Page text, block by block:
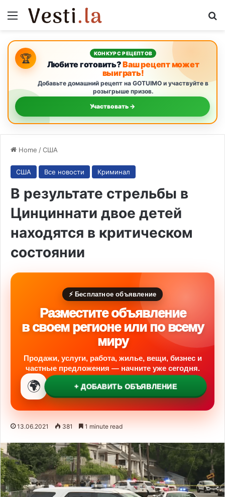
Menu
🏆 КОНКУРС РЕЦЕПТОВ
Любите готовить?Ваш рецепт может
выиграть!
Добавьте домашний рецепт на GOTUIMO и участвуйте в
розыгрыше призов.
Участвовать →
Home /США
США Все новости Криминал
В результате стрельбы в
Цинциннати двое детей
находятся в критическом
состоянии
⚡ Бесплатное объявление
Разместите объявление
в своем регионе или по всему
миру
Продажи, услуги, работа, жилье, вещи, бизнес и
частные предложения — начните уже сегодня.
🌍 + ДОБАВИТЬ ОБЪЯВЛЕНИЕ
13.06.2021 381 1 minute read